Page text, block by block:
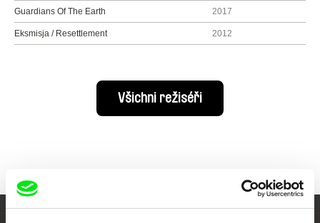
Guardians Of The Earth 2017
Eksmisja / Resettlement 2012
Všichni režiséři